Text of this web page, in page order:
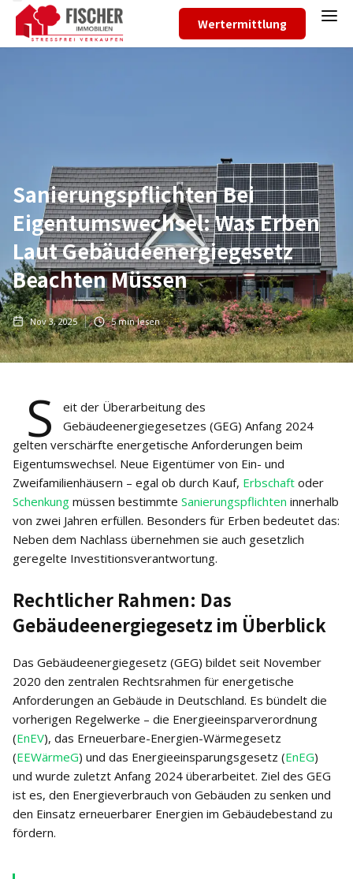
Wertermittlung
Sanierungspflichten Bei
Eigentumswechsel: Was Erben
Laut Gebäudeenergiegesetz
Beachten Müssen
Nov 3, 2025 5min lesen
S
eit der Überarbeitung des
Gebäudeenergiegesetzes (GEG) Anfang 2024
gelten verschärfte energetische Anforderungen beim
Eigentumswechsel. Neue Eigentümer von Ein- und
Zweifamilienhäusern – egal ob durch Kauf, Erbschaft oder
Schenkung müssen bestimmte Sanierungspflichten innerhalb
von zwei Jahren erfüllen. Besonders für Erben bedeutet das:
Neben dem Nachlass übernehmen sie auch gesetzlich
geregelte Investitionsverantwortung.
Rechtlicher Rahmen: Das
Gebäudeenergiegesetz im Überblick
Das Gebäudeenergiegesetz (GEG) bildet seit November
2020 den zentralen Rechtsrahmen für energetische
Anforderungen an Gebäude in Deutschland. Es bündelt die
vorherigen Regelwerke – die Energieeinsparverordnung
(EnEV), das Erneuerbare-Energien-Wärmegesetz
(EEWärmeG) und das Energieeinsparungsgesetz (EnEG)
und wurde zuletzt Anfang 2024 überarbeitet. Ziel des GEG
ist es, den Energieverbrauch von Gebäuden zu senken und
den Einsatz erneuerbarer Energien im Gebäudebestand zu
fördern.